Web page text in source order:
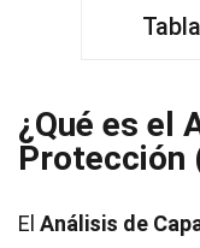
¿Qué es el
Protección
El Análisis de